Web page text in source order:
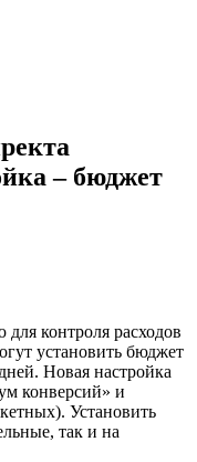
– бюджет
контроля расходов
установить бюджет
Новая настройка
конверсий» и
Установить
так и на